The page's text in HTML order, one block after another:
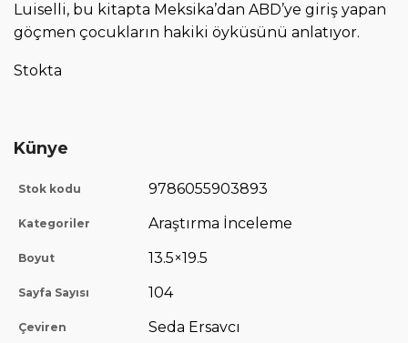
Luiselli, bu kitapta Meksika’dan ABD’ye giriş yapan
göçmen çocukların hakiki öyküsünü anlatıyor.
Stokta
Künye
Stok kodu 9786055903893
Kategoriler Araştırma İnceleme
Boyut 13.5×19.5
Sayfa Sayısı 104
Çeviren Seda Ersavcı